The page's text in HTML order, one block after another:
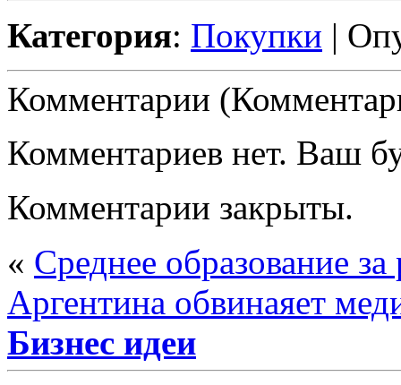
Категория: Покупки |
Комментарии
Комментариев нет. Ваш
Комментарии закрыты.
« Среднее образование
Аргентина обвинаяет
Бизнес идеи